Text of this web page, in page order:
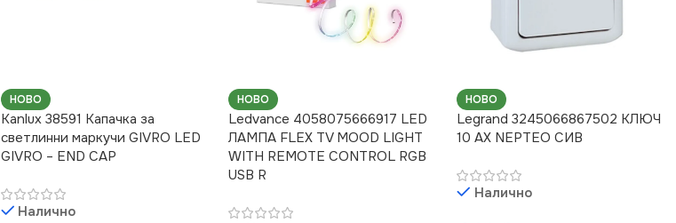
НОВО
Kanlux 38591 Капачка за
светлинни маркучи GIVRO LED
GIVRO – END CAP
Налично
НОВО
Ledvance 4058075666917 LED
ЛАМПА FLEX TV MOOD LIGHT
WITH REMOTE CONTROL RGB
USB R
НОВО
Legrand 3245066867502 КЛЮЧ
10 AX NEPTEO СИВ
Налично